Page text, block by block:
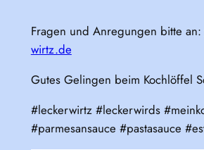
Fragen und Anregungen bitte an:
wirtz.de
Gutes Gelingen beim Kochlöffel
#leckerwirtz #leckerwirds
#parmesansauce #pastasauce